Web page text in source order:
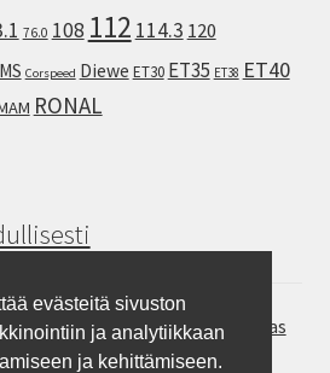
76.0 108 112 114.3 120
Corspeed Diewe ET30 ET35 ET38 ET40
RONAL
RA58 – Pakettiauton kesärengas
7 – Laadukas sportrengas
evästeitä sivuston
ja analytiikkaan
ja kehittämiseen.